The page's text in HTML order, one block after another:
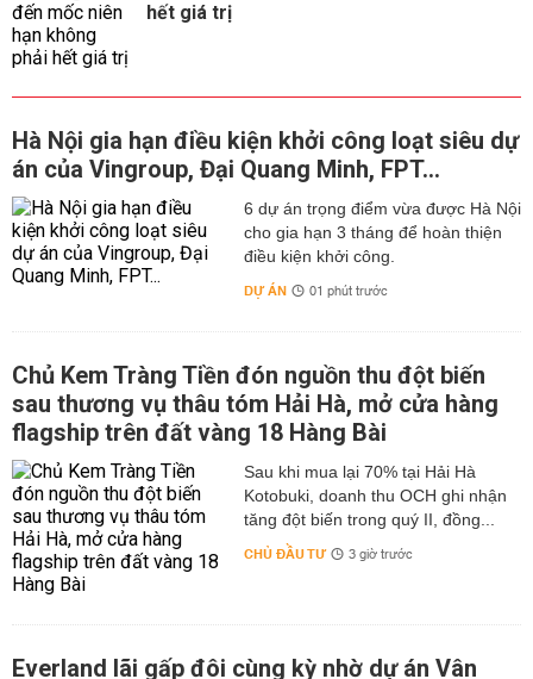
hết giá trị
Hà Nội gia hạn điều kiện khởi công loạt siêu dự
án của Vingroup, Đại Quang Minh, FPT...
6 dự án trọng điểm vừa được Hà Nội
cho gia hạn 3 tháng để hoàn thiện
điều kiện khởi công.
DỰ ÁN 01 phút trước
Chủ Kem Tràng Tiền đón nguồn thu đột biến
sau thương vụ thâu tóm Hải Hà, mở cửa hàng
flagship trên đất vàng 18 Hàng Bài
Sau khi mua lại 70% tại Hải Hà
Kotobuki, doanh thu OCH ghi nhận
tăng đột biến trong quý II, đồng...
CHỦ ĐẦU TƯ 3 giờ trước
Everland lãi gấp đôi cùng kỳ nhờ dự án Vân